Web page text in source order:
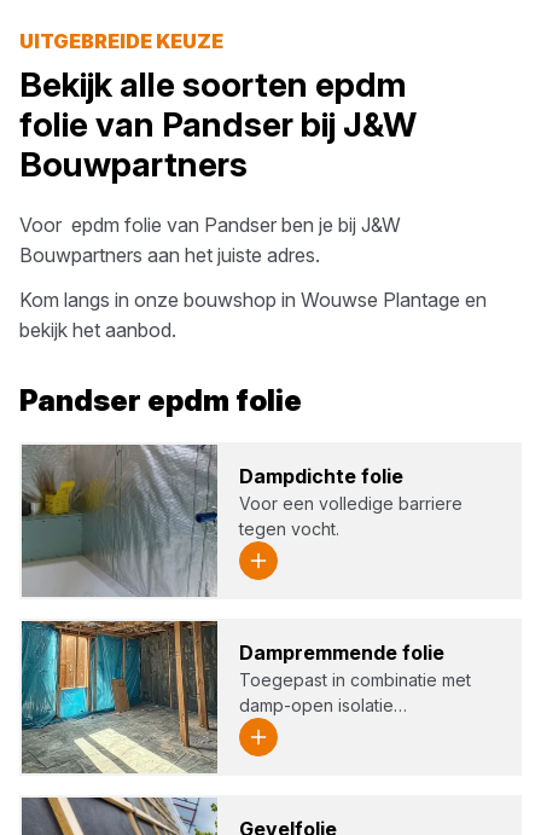
UITGEBREIDE KEUZE
Bekijk alle soorten epdm
folie van Pandser bij J&W
Bouwpartners
Voor epdm folie van Pandser ben je bij J&W
Bouwpartners aan het juiste adres.
Kom langs in onze bouwshop in Wouwse Plantage en
bekijk het aanbod.
Pandser epdm folie
Damp­dich­te folie
Voor een volledige barriere
tegen vocht.
Dam­p­rem­men­de folie
Toegepast in combinatie met
damp-open isolatie…
Gevelf­olie